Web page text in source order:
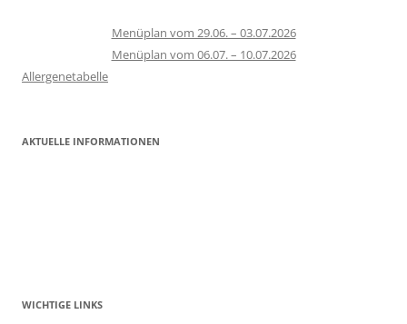
Menüplan vom 29.06. – 03.07.2026
Menüplan vom 06.07. – 10.07.2026
Allergenetabelle
AKTUELLE INFORMATIONEN
WICHTIGE LINKS